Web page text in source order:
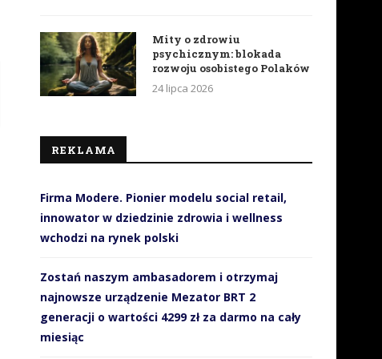
Mity o zdrowiu
psychicznym: blokada
rozwoju osobistego Polaków
24 lipca 2026
REKLAMA
Firma Modere. Pionier modelu social retail,
innowator w dziedzinie zdrowia i wellness
wchodzi na rynek polski
Zostań naszym ambasadorem i otrzymaj
najnowsze urządzenie Mezator BRT 2
generacji o wartości 4299 zł za darmo na cały
miesiąc